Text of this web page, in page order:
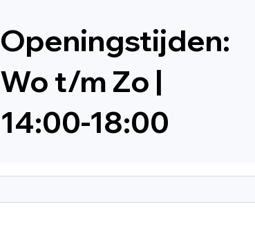
Openingstijden:
Wo t/m Zo |
14:00-18:00